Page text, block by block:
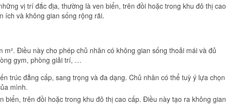
vị trí đắc địa, thường là ven biển, trên đồi hoặc trong khu đô thị cao
ích và không gian sống rộng rãi.
Điều này cho phép chủ nhân có không gian sống thoải mái và đủ
gym, phòng giải trí, …
trúc đẳng cấp, sang trọng và đa dạng. Chủ nhân có thể tuỳ ý lựa chọn
mình.
trên đồi hoặc trong khu đô thị cao cấp. Điều này tạo ra không gian